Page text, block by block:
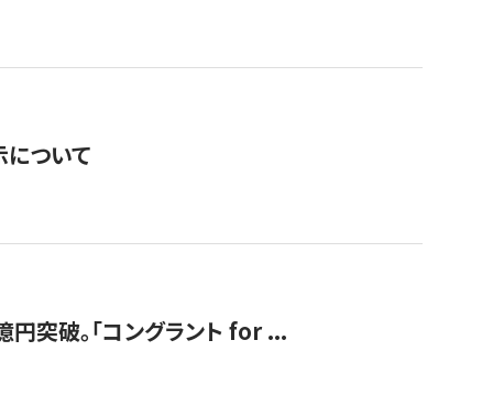
ついて
突破。「コングラント for ...